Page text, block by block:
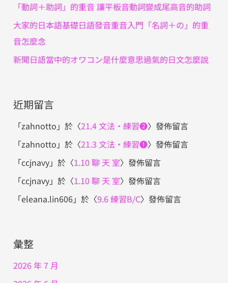
「動詞＋助詞」的重音 讓平板音動詞變成尾高音的助詞
大家的日本語基礎日語發音重音入門「名詞＋の」的重
音怎麼念
新聞日語當中的オワコン是什麼意思過氣的日文怎麼說
近期留言
「zahnotto 」於〈21.4 文法・練習❷〉發佈留言
「zahnotto 」於〈21.3 文法・練習❶〉發佈留言
「ccjnavy」於〈1.10 聊 天 室〉發佈留言
「ccjnavy」於〈1.10 聊 天 室〉發佈留言
「eleana.lin606」於〈9.6 練習B/C〉發佈留言
彙整
2026 年 7 月